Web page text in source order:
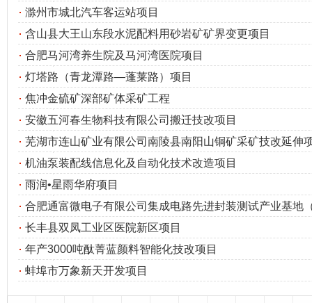
滁州市城北汽车客运站项目
含山县大王山东段水泥配料用砂岩矿矿界变更项目
合肥马河湾养生院及马河湾医院项目
灯塔路（青龙潭路—蓬莱路）项目
焦冲金硫矿深部矿体采矿工程
安徽五河春生物科技有限公司搬迁技改项目
芜湖市连山矿业有限公司南陵县南阳山铜矿采矿技改延伸
机油泵装配线信息化及自动化技术改造项目
雨润•星雨华府项目
合肥通富微电子有限公司集成电路先进封装测试产业基地
长丰县双凤工业区医院新区项目
年产3000吨酞菁蓝颜料智能化技改项目
蚌埠市万象新天开发项目